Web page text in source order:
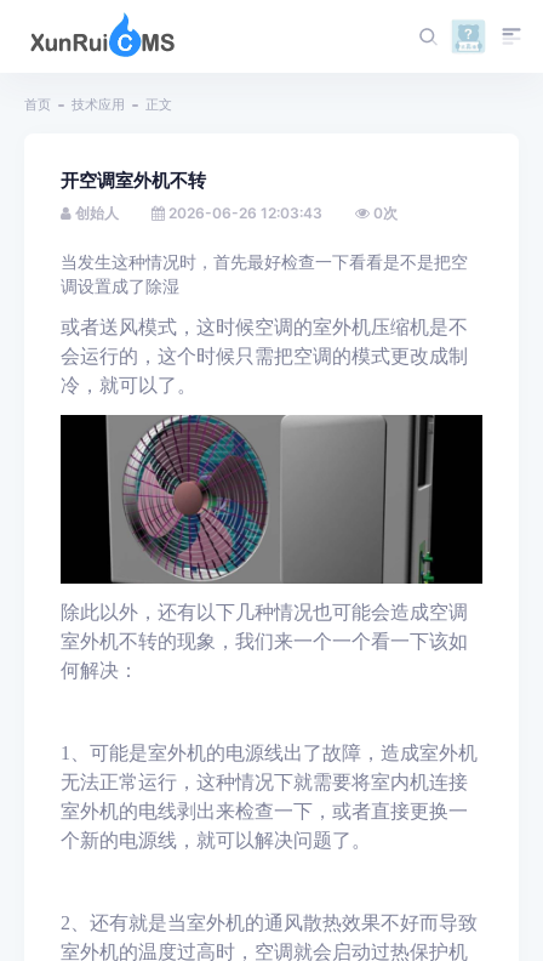
首页 技术应用 正文
开空调室外机不转
创始人 2026-06-26 12:03:43 0次
当发生这种情况时，首先最好检查一下看看是不是把空
调设置成了除湿
或者送风模式， 这时候空调的室外机压缩机是不
会运行的，这个时候只需把空调的模式更改成制
冷，就可以了。
除此以外， 还有以下几种情况也可能会造成空调
室外机不转的现象，我们来一个一个看一下该如
何解决：
1
可能是室外机的电源线出了故障，造成室外机
无法正常运行，这种情况下就需要将室内机连接
室外机的电线剥出来检查一下，或者直接更换一
个新的电源线，就可以解决问题了。
2、 还有就是当室外机的通风散热效果不好而导致
室外机的温度过高时，空调就会启动过热保护机